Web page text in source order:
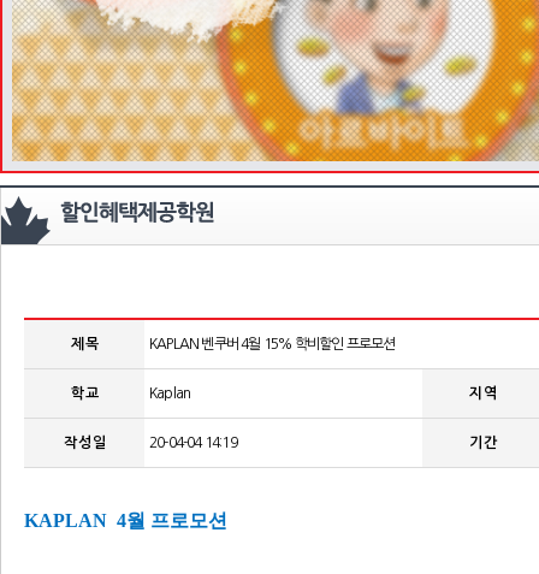
제 목 KAPLAN 벤쿠버 4월 15% 학비할인 프로모션
학 교 Kaplan 지 역
작 성 일 20-04-04 14:19 기 간
KAPLAN 4월 프로모션